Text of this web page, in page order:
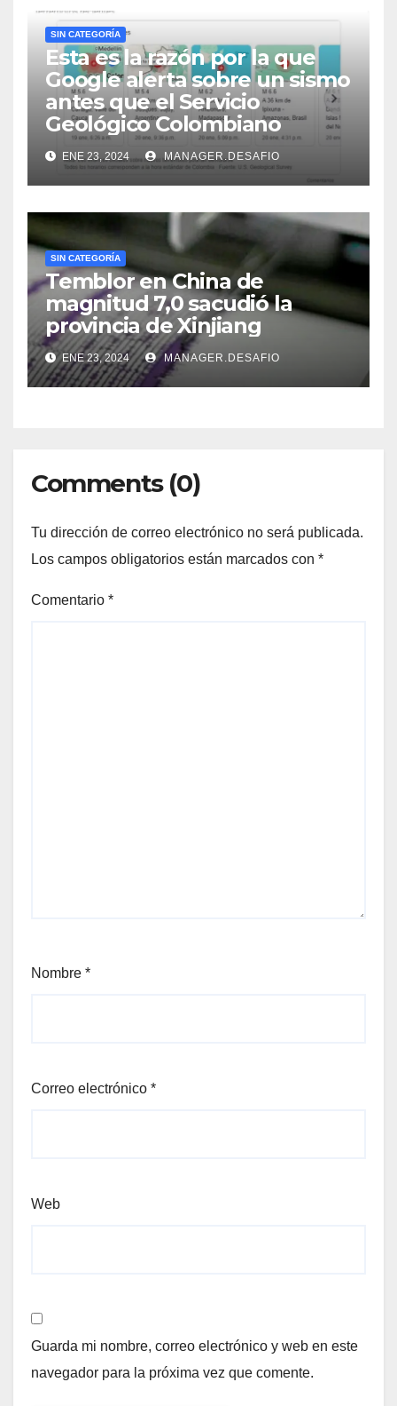
SIN CATEGORÍA
Esta es la razón por la que
Google alerta sobre un sismo
antes que el Servicio
Geológico Colombiano
ENE 23, 2024 MANAGER.DESAFIO
SIN CATEGORÍA
Temblor en China de
magnitud 7,0 sacudió la
provincia de Xinjiang
ENE 23, 2024 MANAGER.DESAFIO
Comments (0)
Tu dirección de correo electrónico no será publicada.
Los campos obligatorios están marcados con *
Comentario *
Nombre *
Correo electrónico *
Web
Guarda mi nombre, correo electrónico y web en este
navegador para la próxima vez que comente.